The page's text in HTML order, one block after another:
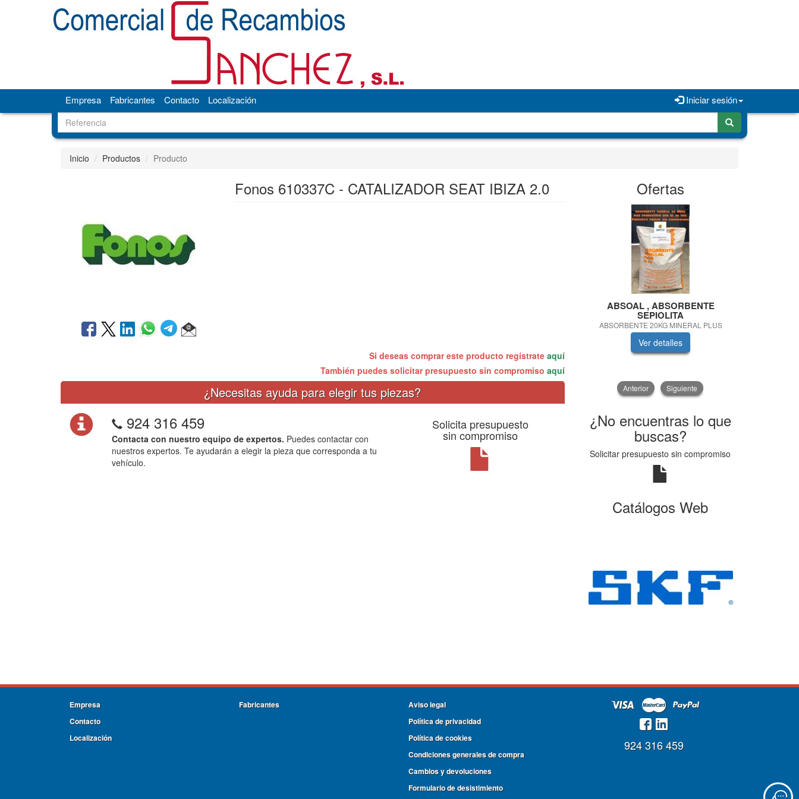
Iniciar sesión
Empresa Fabricantes Contacto Localización
Inicio Productos Producto
Fonos 610337C - CATALIZADOR SEAT IBIZA 2.0
Si deseas comprar este producto regístrate aquí
También puedes solicitar presupuesto sin compromiso aquí
¿Necesitas ayuda para elegir tus piezas?
924 316 459
Contacta con nuestro equipo de expertos. Puedes contactar con
nuestros expertos. Te ayudarán a elegir la pieza que corresponda a tu
vehículo.
Solicita presupuesto
sin compromiso
Ofertas
ABSOAL , ABSORBENTE
SEPIOLITA
ABSORBENTE 20KG MINERAL PLUS
Ver detalles
Anterior Siguiente
¿No encuentras lo que
buscas?
Solicitar presupuesto sin compromiso
Catálogos Web
Empresa
Contacto
Localización
Fabricantes
Aviso legal
Política de privacidad
Política de cookies
Condiciones generales de compra
Cambios y devoluciones
Formulario de desistimiento
924 316 459